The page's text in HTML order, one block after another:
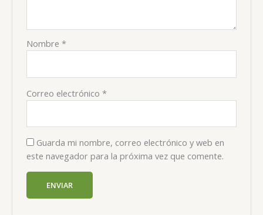
Nombre*
Correo electrónico*
Guarda mi nombre, correo electrónico y web en
este navegador para la próxima vez que comente.